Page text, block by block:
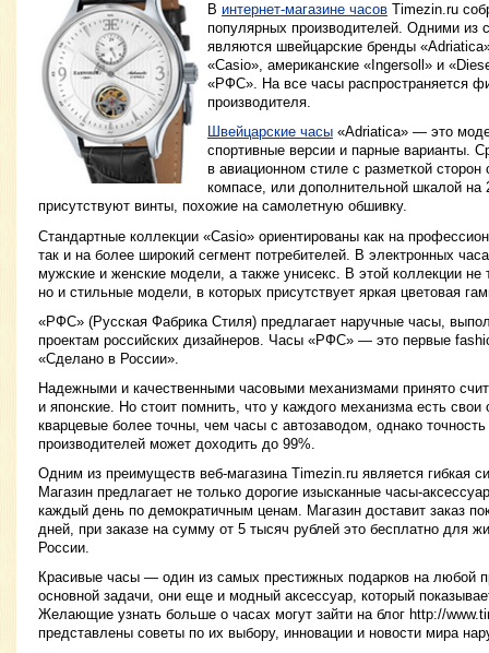
В интернет-магазине часов Timezin.ru
популярных производителей. Одними из
являются швейцарские бренды
«Casio», американские «Ingersoll» и
«РФС». На все часы распространяется
производителя.
Швейцарские часы «Adriatica» — это
спортивные версии и парные варианты.
в авиационном стиле с разметкой
компасе, или дополнительной шкалой на
присутствуют винты, похожие на самолетную обшивку.
Стандартные коллекции «Casio» ориентированы как на
так и на более широкий сегмент потребителей. В электронных
мужские и женские модели, а также унисекс. В этой коллекции не
но и стильные модели, в которых присутствует яркая цветовая
«РФС» (Русская Фабрика Стиля) предлагает наручные часы,
проектам российских дизайнеров. Часы «РФС» — это первые
«Сделано в России».
Надежными и качественными часовыми механизмами принято
и японские. Но стоит помнить, что у каждого механизма есть
кварцевые более точны, чем часы с автозаводом, однако
производителей может доходить до 99%.
Одним из преимуществ веб-магазина Timezin.ru является гибкая
Магазин предлагает не только дорогие изысканные часы-
каждый день по демократичным ценам. Магазин доставит заказ
дней, при заказе на сумму от 5 тысяч рублей это бесплатно для
России.
Красивые часы — один из самых престижных подарков на любой
основной задачи, они еще и модный аксессуар, который
Желающие узнать больше о часах могут зайти на блог http://
представлены советы по их выбору, инновации и новости мира